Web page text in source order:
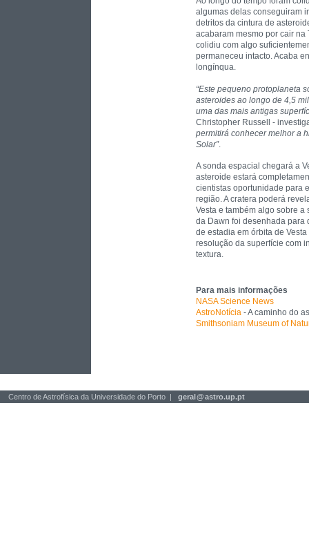
algumas delas conseguiram
detritos da cintura de
acabaram mesmo por cair na
colidiu com algo
permaneceu intacto. Acaba
longínqua.
“Este pequeno protoplaneta
asteroides ao longo de 4,5
uma das mais antigas
Christopher Russell -
permitirá conhecer melhor a
Solar”.
A sonda espacial chegará a
asteroide estará
cientistas oportunidade para
região. A cratera poderá
Vesta e também algo sobre a
da Dawn foi desenhada para
de estadia em órbita de
resolução da superfície com
textura.
Para mais informações
NASA Science News
AstroNotícia - A caminho do
Smithsoniam Museum of
Centro de Astrofísica da Universidade do Porto | geral@astro.up.pt